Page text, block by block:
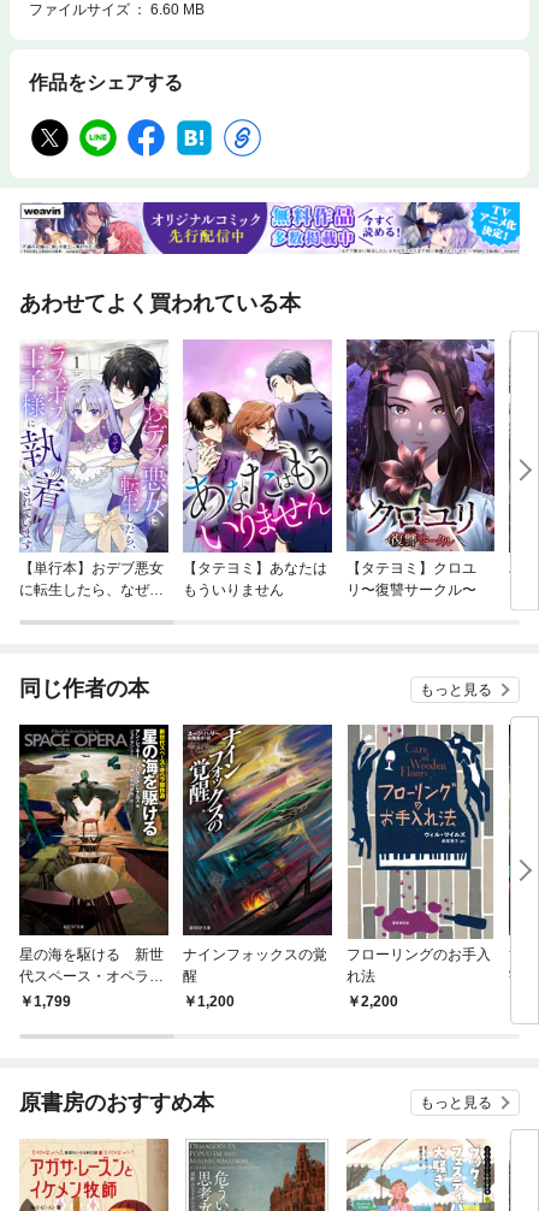
ファイルサイズ
6.60 MB
作品をシェアする
あわせてよく買われている本
【単行本】おデブ悪女
に転生したら、なぜか
【タテヨミ】あなたは
もういりません
【タテヨミ】クロユ
リ〜復讐サークル〜
バ
今
同じ作者の本 もっと見る
星の海を駆ける 新世
代スペース・オペラ傑
作選1,799
ナインフォックスの覚
醒
1,200
フローリングのお手入
れ法
2,200
黄
宇
原書房のおすすめ本 もっと見る